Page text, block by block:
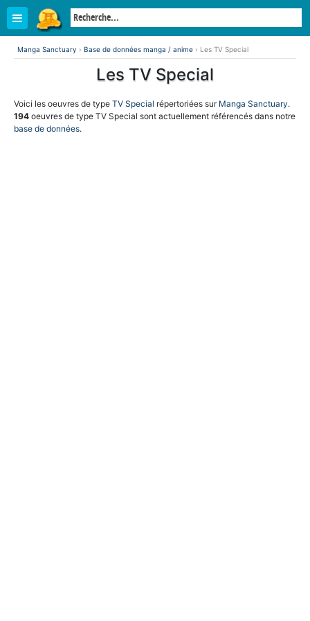
Manga Sanctuary › Base de données manga / anime › Les TV Special
Les TV Special
Voici les oeuvres de type TV Special répertoriées sur Manga Sanctuary.
194 oeuvres de type TV Special sont actuellement référencés dans notre
base de données.